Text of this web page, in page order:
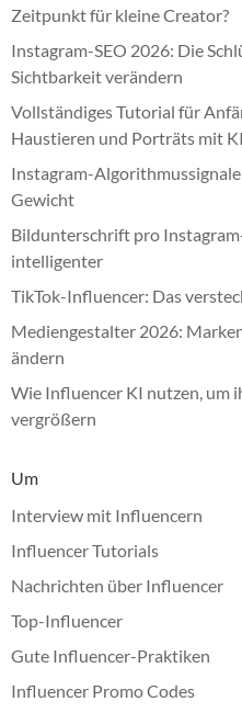
Zeitpunkt für kleine Creator?
Instagram-SEO 2026: Die
Sichtbarkeit verändern
Vollständiges Tutorial für
Haustieren und Porträts mit
Instagram-
Gewicht
Bildunterschrift pro
intelligenter
TikTok-Influencer: Das
Mediengestalter 2026:
ändern
Wie Influencer KI nutzen, um
vergrößern
Um
Interview mit Influencern
Influencer Tutorials
Nachrichten über Influencer
Top-Influencer
Gute Influencer-Praktiken
Influencer Promo Codes